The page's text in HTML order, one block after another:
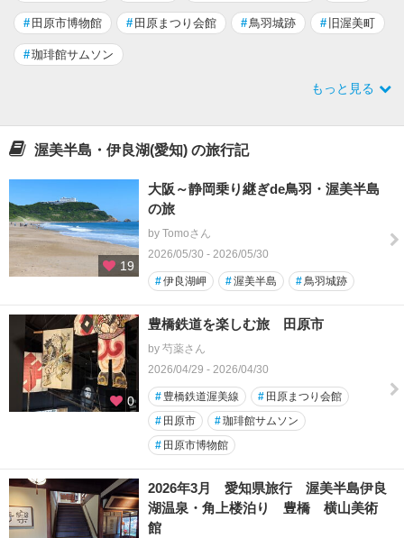
# 田原市博物館 # 田原まつり会館 #鳥羽城跡 # 旧渥美町
#珈琲館サムソン
もっと見る
渥美半島・伊良湖(愛知) の旅行記
19
大阪～静岡乗り継ぎde鳥羽・渥美半島
の旅
by Tomoさん
2026/05/30 - 2026/05/30
#伊良湖岬 #渥美半島 #鳥羽城跡
0
豊橋鉄道を楽しむ旅 田原市
by 芍薬さん
2026/04/29 - 2026/04/30
# 豊橋鉄道渥美線 # 田原まつり会館
# 田原市 #珈琲館サムソン
# 田原市博物館
2026年3月 愛知県旅行 渥美半島伊良
湖温泉・角上楼泊り 豊橋 横山美術
館